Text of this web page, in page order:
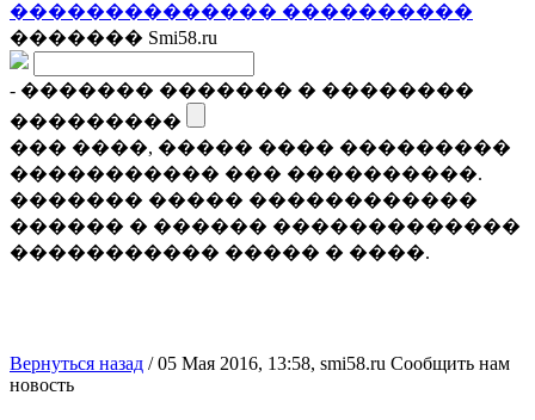
�������������� ����������
������� Smi58.ru
- ������� ������� � ��������
���������
��� ����, ����� ���� ���������
����������� ��� ����������.
������� ����� ������������
������ � ������ �������������
����������� ����� � ����.
Вернуться назад /05 Мая 2016, 13:58, smi58.ru Сообщить нам
новость